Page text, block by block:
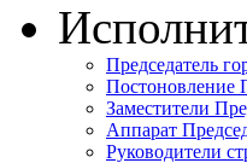
Председатель
Постоновление
Заместители
Аппарат
Руководители